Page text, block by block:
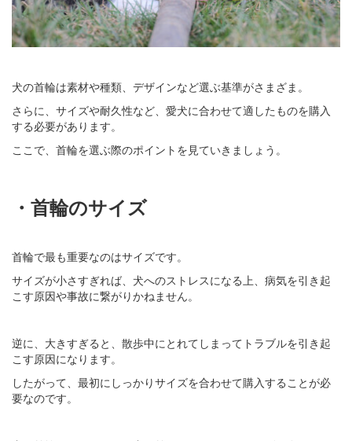
犬の首輪は素材や種類、デザインなど選ぶ基準がさまざま。
さらに、サイズや耐久性など、愛犬に合わせて適したものを購入
する必要があります。
ここで、首輪を選ぶ際のポイントを見ていきましょう。
・首輪のサイズ
首輪で最も重要なのはサイズです。
サイズが小さすぎれば、犬へのストレスになる上、病気を引き起
こす原因や事故に繋がりかねません。
逆に、大きすぎると、散歩中にとれてしまってトラブルを引き起
こす原因になります。
したがって、最初にしっかりサイズを合わせて購入することが必
要なのです。